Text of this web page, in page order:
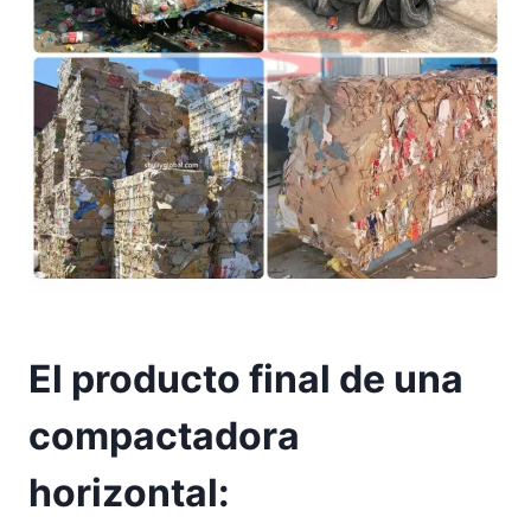
El producto final de una
compactadora
horizontal: